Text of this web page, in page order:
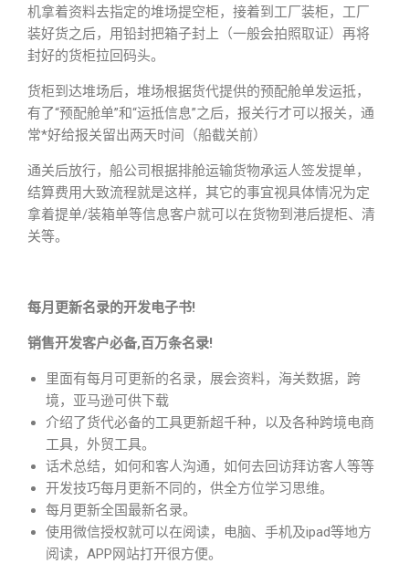
机拿着资料去指定的堆场提空柜，接着到工厂装柜，工厂
装好货之后，用铅封把箱子封上（一般会拍照取证）再将
封好的货柜拉回码头。
货柜到达堆场后，堆场根据货代提供的预配舱单发运抵，
有了“预配舱单”和“运抵信息”之后，报关行才可以报关，通
常*好给报关留出两天时间（船截关前）
通关后放行，船公司根据排舱运输货物承运人签发提单，
结算费用大致流程就是这样，其它的事宜视具体情况为定
拿着提单/装箱单等信息客户就可以在货物到港后提柜、清
关等。
每月更新名录的开发电子书!
销售开发客户必备,百万条名录!
里面有每月可更新的名录，展会资料，海关数据，跨
境，亚马逊可供下载
介绍了货代必备的工具更新超千种，以及各种跨境电商
工具，外贸工具。
话术总结，如何和客人沟通，如何去回访拜访客人等等
开发技巧每月更新不同的，供全方位学习思维。
每月更新全国最新名录。
使用微信授权就可以在阅读，电脑、手机及ipad等地方
阅读，APP网站打开很方便。